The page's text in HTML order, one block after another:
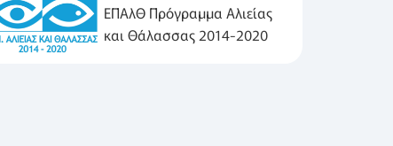
ΕΠΑλΘ Πρόγραμμα Αλιείας
και Θάλασσας 2014-2020